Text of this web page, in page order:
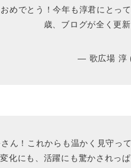
めでとう！今年も淳君にとっ
歳、ブログが全く更
— 歌広場 淳
さん！これからも温かく見守っ
化にも、活躍にも驚かされっ